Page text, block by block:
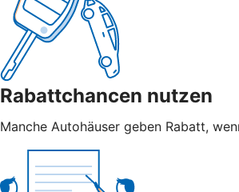
Rabattchancen nutzen
Manche Autohäuser geben Rabatt,